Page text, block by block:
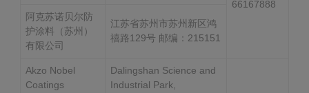
66167888
阿克苏诺贝尔防
护涂料（苏州）
有限公司
江苏省苏州市苏州新区鸿
禧路129号 邮编：215151
Akzo Nobel
Coatings
Dalingshan Science and
Industrial Park,